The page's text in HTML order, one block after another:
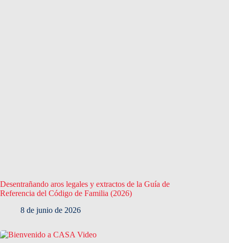
Desentrañando aros legales y extractos de la Guía de
Referencia del Código de Familia (2026)
8 de junio de 2026